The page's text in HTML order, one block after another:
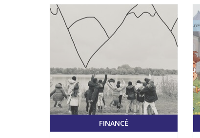
FINANCÉ